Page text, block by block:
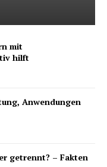
mit
hilft
Anwendungen
getrennt? – Fakten